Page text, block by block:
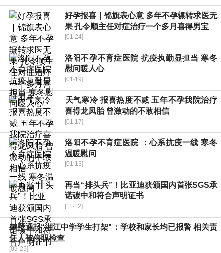
好孕报喜｜锦旗表心意 多年不孕辗转求医无
果 孔令顺主任对症治疗一个多月喜得男宝
[01-24]
洛阳不孕不育症医院 抗疫执勤显担当 寒冬
慰问暖人心
[01-19]
​天气寒冷 报喜热度不减 五年不孕我院治疗
喜得龙凤胎 曾激动的不敢相信
[01-17]
洛阳不孕不育症医院 ：心系抗疫一线 寒冬
温暖慰问
[01-13]
再当“排头兵”！比亚迪获颁国内首张SGS承
诺碳中和符合声明证书
[11-12]
鹤壁通报“湘江中学学生打架”：学校和家长均已报警 相关责
任人被停职检查
[09-25]